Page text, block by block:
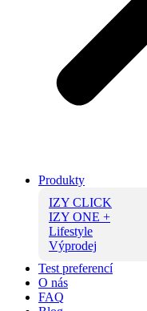
Produkty
IZY CLICK
IZY ONE +
Lifestyle
Výprodej
Test preferencí
O nás
FAQ